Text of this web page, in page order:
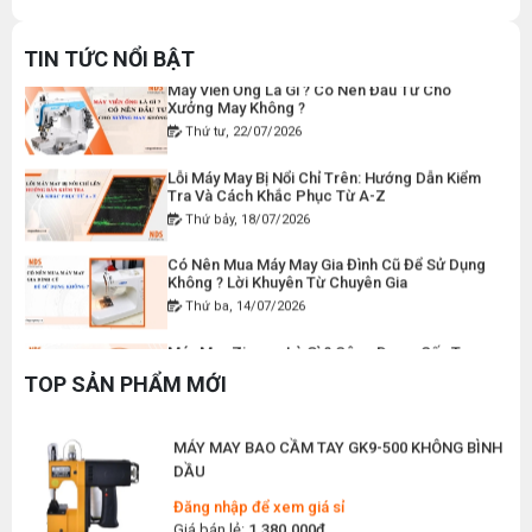
TIN TỨC NỔI BẬT
Máy Viền Ống Là Gì ? Có Nên Đầu Tư Cho
Xưởng May Không ?
Thứ tư, 22/07/2026
Tra Và Cách Khắc Phục Từ A-Z
Thứ bảy, 18/07/2026
Không ? Lời Khuyên Từ Chuyên Gia
Thứ ba, 14/07/2026
Và Nguyên Lý Hoạt Động
Thứ bảy, 11/07/2026
Đúng Kỹ Thuật
Thứ ba, 07/07/2026
Máy Trải Vải Công Nghiệp: Giải Pháp Tự Động
TOP SẢN PHẨM MỚI
DÂY ĐIỆN MÁY CẮT VẢI CẦM TAY YJ-65
Giá bán lẻ:120.000đ
MÁY MAY BAO CẦM TAY CHẠY PIN GK9-520
Đăng nhập để xem giá sỉ
DẦU
Đăng nhập để xem giá sỉ
Giá bán lẻ: 1.380.000đ